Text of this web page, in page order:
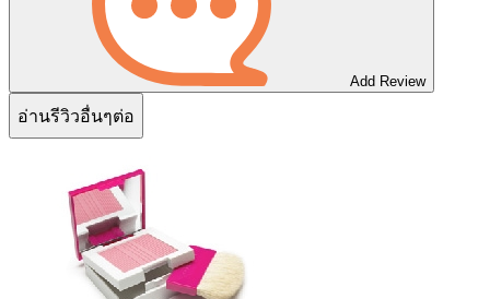
Add Review
อ่านรีวิวอื่นๆต่อ